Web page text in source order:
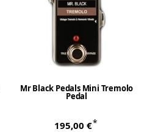
Mr Black Pedals Mini Tremolo
Pedal
195,00 €*